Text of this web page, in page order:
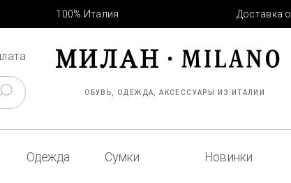
100% Италия Доставка
ОБУВЬ, ОДЕЖДА, АКСЕССУАРЫ ИЗ ИТАЛИИ
Одежда Сумки Новинки